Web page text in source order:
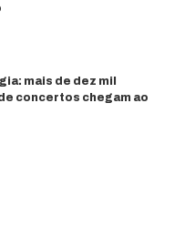
mais de dez mil
concertos chegam ao